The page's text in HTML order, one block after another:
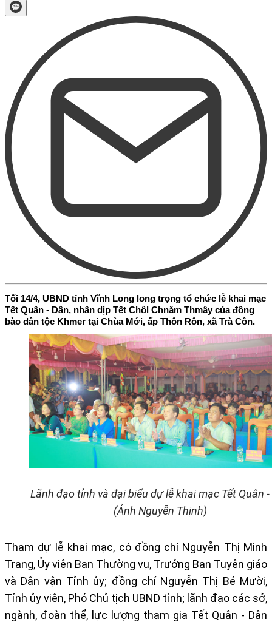
Tối 14/4, UBND tỉnh Vĩnh Long long trọng tổ chức lễ khai mạc
Tết Quân - Dân, nhân dịp Tết Chôl Chnăm Thmây của đồng
bào dân tộc Khmer tại Chùa Mới, ấp Thôn Rôn, xã Trà Côn.
Lãnh đạo tỉnh và đại biểu dự lễ khai mạc Tết Quân -
(Ảnh Nguyễn Thịnh)
Tham dự lễ khai mạc, có đồng chí Nguyễn Thị Minh
Trang, Ủy viên Ban Thường vụ, Trưởng Ban Tuyên giáo
và Dân vận Tỉnh ủy; đồng chí Nguyễn Thị Bé Mười,
Tỉnh ủy viên, Phó Chủ tịch UBND tỉnh; lãnh đạo các sở,
ngành, đoàn thể, lực lượng tham gia Tết Quân - Dân